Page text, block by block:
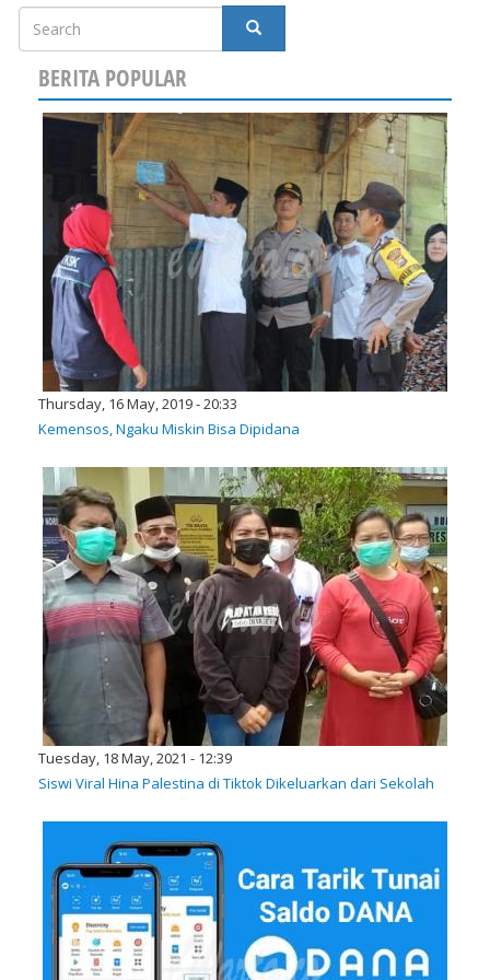
Search
SEARCH
BERITA POPULAR
Thursday, 16 May, 2019 - 20:33
Kemensos, Ngaku Miskin Bisa Dipidana
Tuesday, 18 May, 2021 - 12:39
Siswi Viral Hina Palestina di Tiktok Dikeluarkan dari Sekolah